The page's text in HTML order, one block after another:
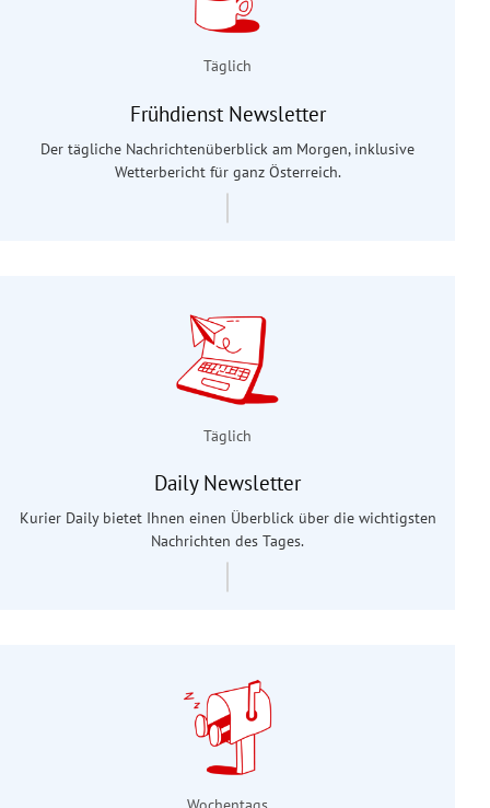
Täglich
Frühdienst Newsletter
Der tägliche Nachrichtenüberblick am Morgen, inklusive
Wetterbericht für ganz Österreich.
Täglich
Daily Newsletter
Kurier Daily bietet Ihnen einen Überblick über die wichtigsten
Nachrichten des Tages.